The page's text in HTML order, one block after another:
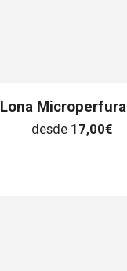
Lona
desde 17,00€